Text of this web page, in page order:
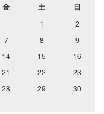
金 土 日
1
2
7 8
9
14 15
16
21 22
23
28 29
30